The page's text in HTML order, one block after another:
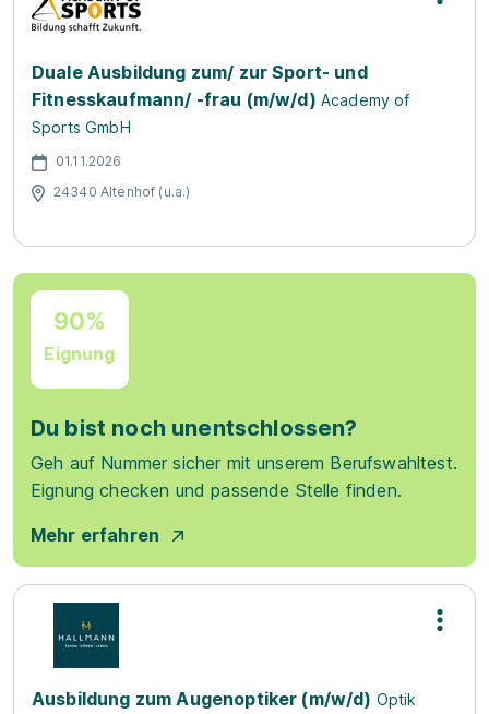
Duale Ausbildung zum/ zur Sport- und
Fitnesskaufmann/ -frau (m/w/d) Academy of
Sports GmbH
01.11.2026
24340 Altenhof (u.a.)
90%
Eignung
Du bist noch unentschlossen?
Geh auf Nummer sicher mit unserem Berufswahltest.
Eignung checken und passende Stelle finden.
Mehr erfahren
Ausbildung zum Augenoptiker (m/w/d) Optik